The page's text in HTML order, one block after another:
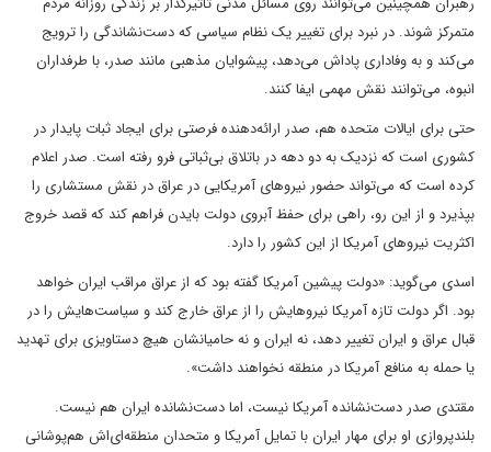
متمرکز شوند. در نبرد برای تغییر یک نظام سیاسی که دست‌نشاندگی را ترویج
می‌کند و به وفاداری پاداش می‌دهد، پیشوایان مذهبی مانند صدر، با طرفداران
انبوه، می‌توانند نقش مهمی ایفا کنند.
حتی برای ایالات متحده هم، صدر ارائه‌دهنده فرصتی برای ایجاد ثبات پایدار در
کشوری است که نزدیک به دو دهه در باتلاق بی‌ثباتی فرو رفته است. صدر اعلام
کرده است که می‌تواند حضور نیروهای آمریکایی در عراق در نقش مستشاری را
بپذیرد و از این رو، راهی برای حفظ آبروی دولت بایدن فراهم کند که قصد خروج
اکثریت نیروهای آمریکا از این کشور را دارد.
اسدی می‌گوید: «دولت پیشین آمریکا گفته بود که از عراق مراقب ایران خواهد
بود. اگر دولت تازه آمریکا نیروهایش را از عراق خارج کند و سیاست‌هایش را در
قبال عراق و ایران تغییر دهد، نه ایران و نه حامیانشان هیچ دستاویزی برای تهدید
یا حمله به منافع آمریکا در منطقه نخواهند داشت».
مقتدی صدر دست‌نشانده آمریکا نیست، اما دست‌نشانده ایران هم نیست.
بلندپروازی او برای مهار ایران با تمایل آمریکا و متحدان منطقه‌ای‌اش هم‌پوشانی